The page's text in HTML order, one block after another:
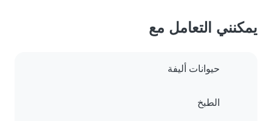
يمكنني التعامل مع
حيوانات أليفة
الطبخ